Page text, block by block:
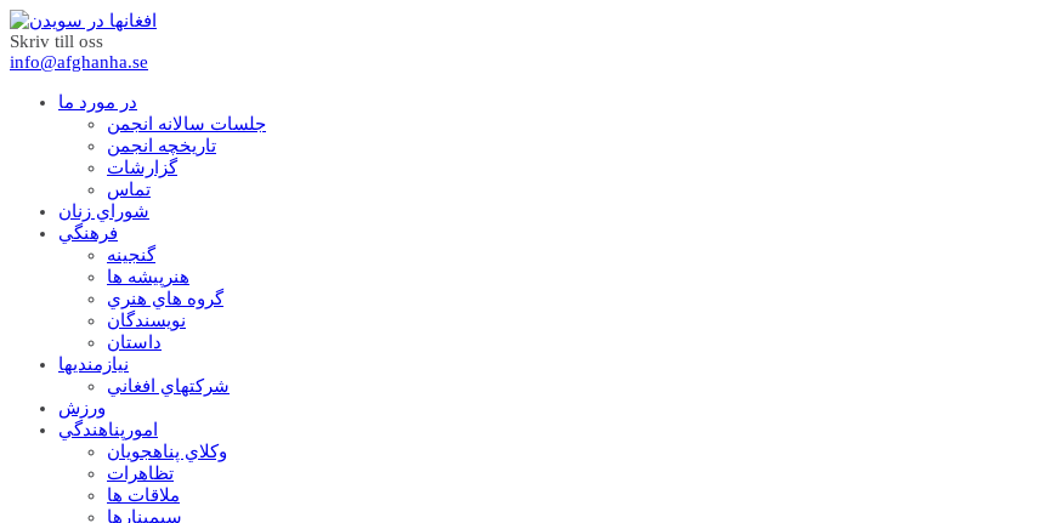
Skriv till oss
info@afghanha.se
در مورد ما
جلسات سالانه انجمن
تاریخچه انجمن
گزارشات
تماس
شوراي زنان
فرهنگي
گنجينه
هنرپيشه ها
گروه هاي هنري
نويسندگان
داستان
نيازمنديها
شرکتهاي افغاني
ورزش
امورپناهندگي
وکلاي پناهجويان
تظاهرات
ملاقات ها
سيمينارها